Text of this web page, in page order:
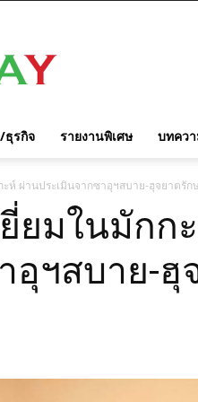
ธุรกิจ รายงานพิเศษ บทคว
ห์ ผ่านประเมินจากซาอุฯสบาย-ฮุจยาตรั
ยมในมักก
อุฯสบาย-ฮุ